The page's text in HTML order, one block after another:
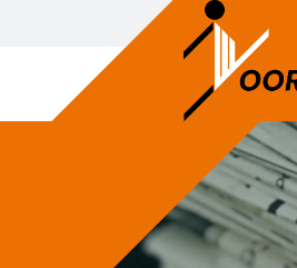
SENIOREN
Voorwaarts 1